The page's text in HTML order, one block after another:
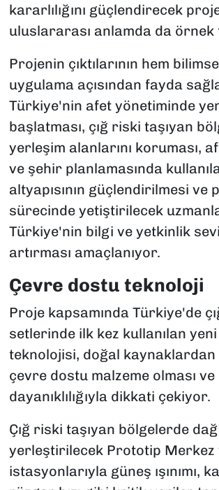
kararlılığını güçlendirecek
uluslararası anlamda da örnek
Projenin çıktılarının hem
uygulama açısından fayda
Türkiye'nin afet yönetiminde
başlatması, çığ riski taşıyan
yerleşim alanlarını koruması,
ve şehir planlamasında
altyapısının güçlendirilmesi ve
sürecinde yetiştirilecek
Türkiye'nin bilgi ve yetkinlik
artırması amaçlanıyor.
Çevre dostu teknoloji
Proje kapsamında Türkiye'de
setlerinde ilk kez kullanılan yeni
teknolojisi, doğal kaynaklardan
çevre dostu malzeme olması ve
dayanıklılığıyla dikkati çekiyor.
Çığ riski taşıyan bölgelerde
yerleştirilecek Prototip Merkez
istasyonlarıyla güneş ışınımı,